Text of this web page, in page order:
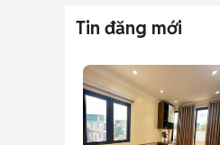
Tin đăng mới